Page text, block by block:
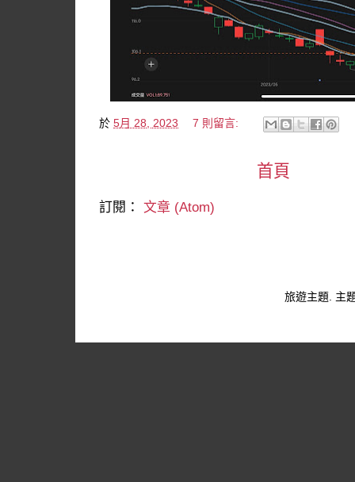
於 5月 28, 2023 7 則留言:
首頁
訂閱： 文章 (Atom)
旅遊主題. 主